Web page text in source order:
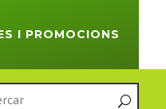
I PROMOCIONS